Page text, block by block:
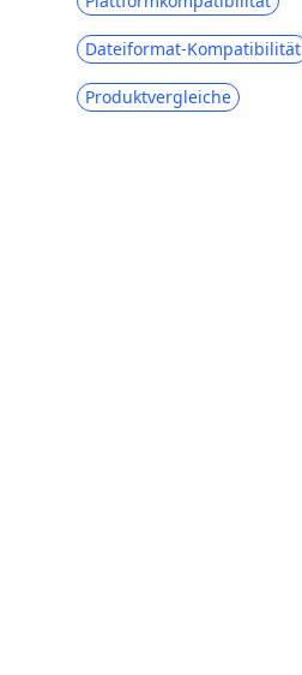
Dateiformat-Kompatibilität
Produktvergleiche